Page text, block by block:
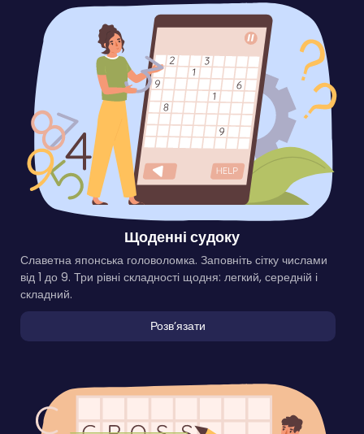
Щоденні судоку
Славетна японська головоломка. Заповніть сітку числами
від 1 до 9. Три рівні складності щодня: легкий, середній і
складний.
Розвʼязати